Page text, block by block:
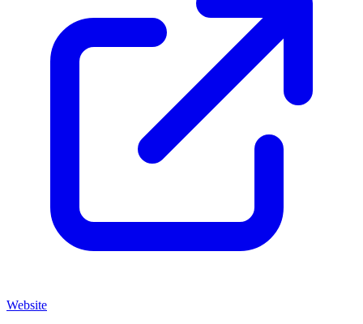
Website